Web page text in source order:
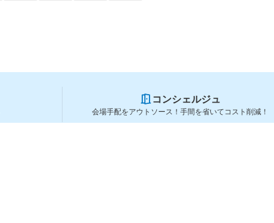
コンシェルジュ
会場手配をアウトソース！手間を省いてコスト削減！